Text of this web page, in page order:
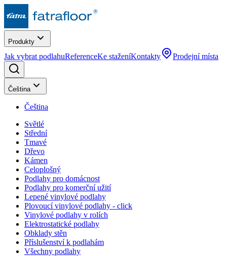
Produkty
Jak vybrat podlahuReferenceKe staženíKontakty Prodejní místa
Čeština
Čeština
Světlé
Střední
Tmavé
Dřevo
Kámen
Celoplošný
Podlahy pro domácnost
Podlahy pro komerční užití
Lepené vinylové podlahy
Plovoucí vinylové podlahy - click
Vinylové podlahy v rolích
Elektrostatické podlahy
Obklady stěn
Příslušenství k podlahám
Všechny podlahy